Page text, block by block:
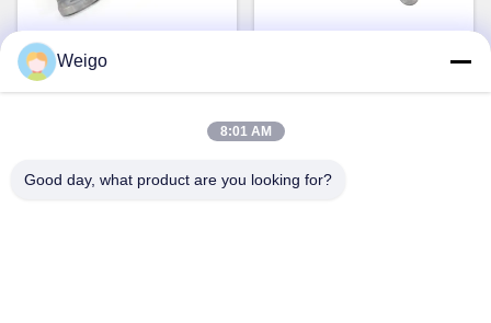
OEM 3t बॉक्स स्टैंडर्ड स्प्रिंटर
NOx सेंसर 12V A0009050008
5WK96681D
ओईएम 5WK96682A
Weigo
8:01 AM
Good day, what product are you looking for?